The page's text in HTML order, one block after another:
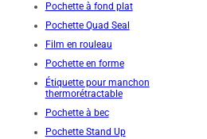
Pochette à fond plat
Pochette Quad Seal
Film en rouleau
Pochette en forme
Étiquette pour manchon
thermorétractable
Pochette à bec
Pochette Stand Up